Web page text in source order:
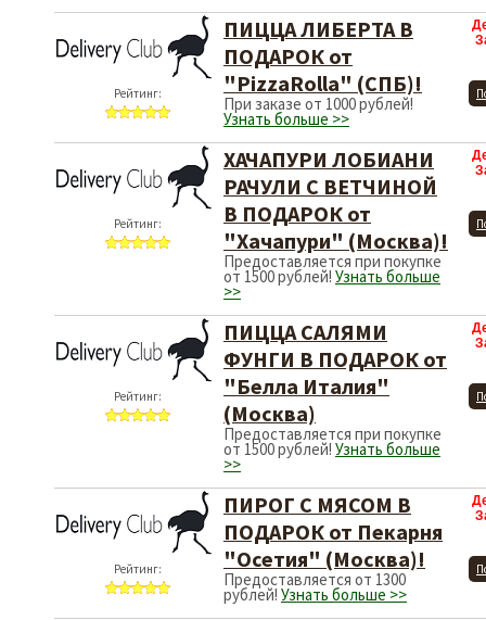
Рейтинг:
ПИЦЦА ЛИБЕРТА В
ПОДАРОК от
"PizzaRolla" (СПБ)!
При заказе от 1000 рублей!
Узнать больше >>
Рейтинг:
ХАЧАПУРИ ЛОБИАНИ
РАЧУЛИ С ВЕТЧИНОЙ
В ПОДАРОК от
"Хачапури" (Москва)!
Предоставляется при покупке
от 1500 рублей! Узнать больше
>>
Рейтинг:
ПИЦЦА САЛЯМИ
ФУНГИ В ПОДАРОК от
"Белла Италия"
(Москва)
Предоставляется при покупке
от 1500 рублей! Узнать больше
>>
Рейтинг:
ПИРОГ С МЯСОМ В
ПОДАРОК от Пекарня
"Осетия" (Москва)!
Предоставляется от 1300
рублей! Узнать больше >>